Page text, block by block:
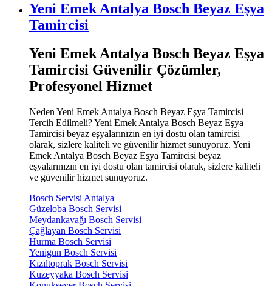
Yeni Emek Antalya Bosch Beyaz Eşya
Tamircisi
Yeni Emek Antalya Bosch Beyaz Eşya
Tamircisi Güvenilir Çözümler,
Profesyonel Hizmet
Neden Yeni Emek Antalya Bosch Beyaz Eşya Tamircisi
Tercih Edilmeli? Yeni Emek Antalya Bosch Beyaz Eşya
Tamircisi beyaz eşyalarınızın en iyi dostu olan tamircisi
olarak, sizlere kaliteli ve güvenilir hizmet sunuyoruz. Yeni
Emek Antalya Bosch Beyaz Eşya Tamircisi beyaz
eşyalarınızın en iyi dostu olan tamircisi olarak, sizlere kaliteli
ve güvenilir hizmet sunuyoruz.
Bosch Servisi Antalya
Güzeloba Bosch Servisi
Meydankavağı Bosch Servisi
Çağlayan Bosch Servisi
Hurma Bosch Servisi
Yenigün Bosch Servisi
Kızıltoprak Bosch Servisi
Kuzeyyaka Bosch Servisi